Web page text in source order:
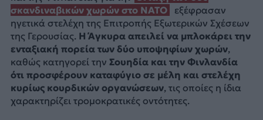
σκανδιναβικών χωρών στο NATO
εξέφρασαν
ηγετικά στελέχη της Επιτροπής Εξωτερικών Σχέσεων
της Γερουσίας. Η Άγκυρα απειλεί να μπλοκάρει την
ενταξιακή πορεία των δύο υποψηφίων χωρών,
καθώς κατηγορεί την Σουηδία και την Φινλανδία
ότι προσφέρουν καταφύγιο σε μέλη και στελέχη
κυρίως κουρδικών οργανώσεων, τις οποίες η ίδια
χαρακτηρίζει τρομοκρατικές οντότητες.